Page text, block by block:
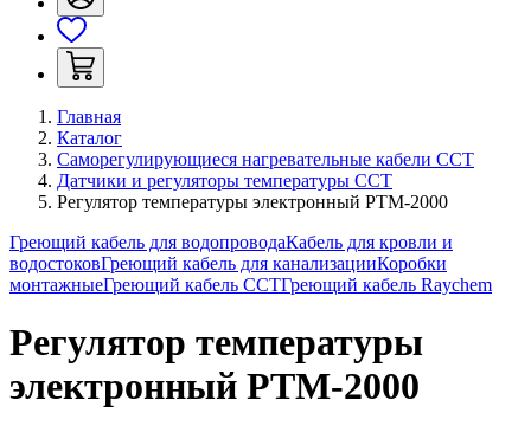
Главная
Каталог
Саморегулирующиеся нагревательные кабели ССТ
Датчики и регуляторы температуры ССТ
Регулятор температуры электронный РТМ-2000
Греющий кабель для водопроводаКабель для кровли и
водостоковГреющий кабель для канализацииКоробки
монтажныеГреющий кабель ССТГреющий кабель Raychem
Регулятор температуры
электронный РТМ-2000